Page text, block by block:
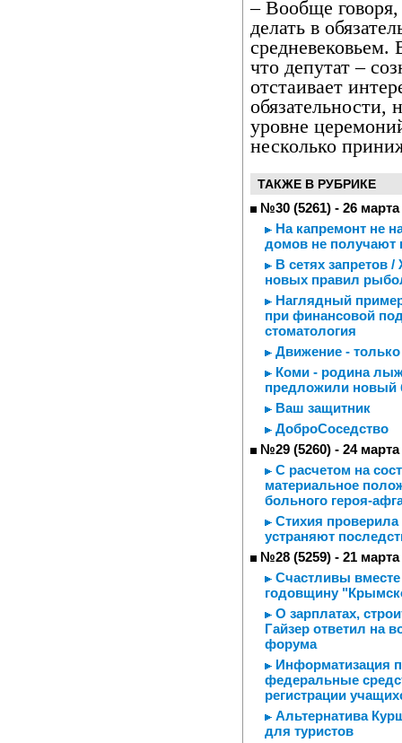
– Вообще говоря,
делать в
средневековьем.
что депутат –
отстаивает
обязательности,
уровне
несколько
ТАКЖЕ В РУБРИКЕ
№30 (5261) - 26 марта
На капремонт не
домов не получают
В сетях запретов
новых правил
Наглядный
при финансовой
стоматология
Движение -
Коми - родина
предложили новый
Ваш защитник
ДоброСоседство
№29 (5260) - 24 марта
С расчетом на
материальное
больного героя-
Стихия
устраняют
№28 (5259) - 21 марта
Счастливы
годовщину
О зарплатах,
Гайзер ответил на
форума
Информатизация
федеральные
регистрации
Альтернатива
для туристов